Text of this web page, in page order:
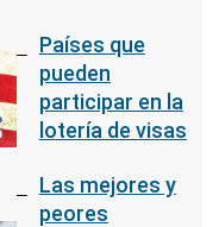
Países que
pueden
participar en la
lotería de visas
Las mejores y
peores